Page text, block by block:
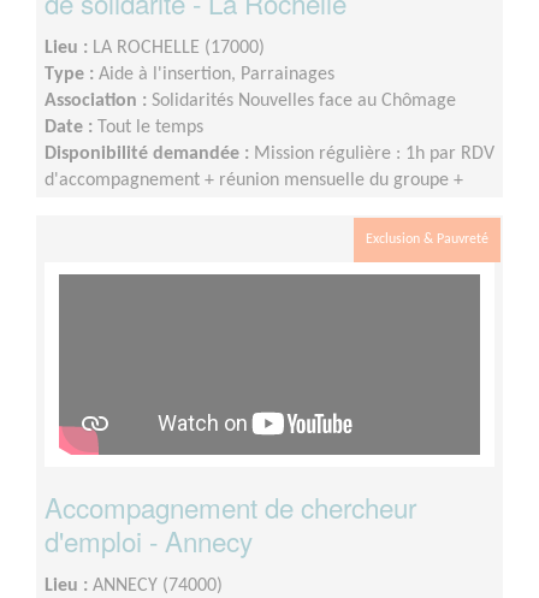
Lieu : LA ROCHELLE (17000)
Type : Aide à l'insertion, Parrainages
Association : Solidarités Nouvelles face au Chômage
Date :
Tout le temps
Disponibilité demandée : Mission régulière : 1h par RDV
d'accompagnement + réunion mensuelle du groupe +
Exclusion & Pauvreté
Accompagnement de chercheur
d'emploi - Annecy
Lieu : ANNECY (74000)